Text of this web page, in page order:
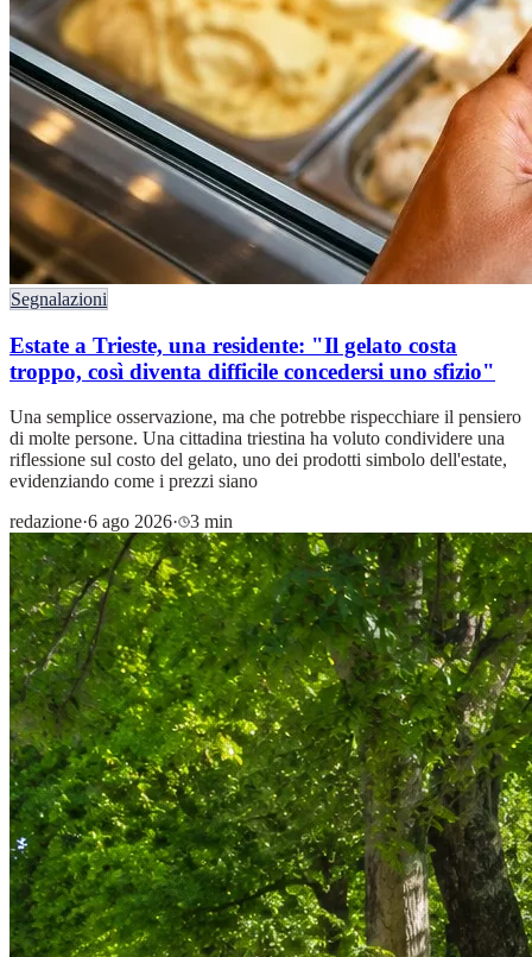
Segnalazioni
Estate a Trieste, una residente: "Il gelato costa
troppo, così diventa difficile concedersi uno sfizio"
Una semplice osservazione, ma che potrebbe rispecchiare il pensiero
di molte persone. Una cittadina triestina ha voluto condividere una
riflessione sul costo del gelato, uno dei prodotti simbolo dell'estate,
evidenziando come i prezzi siano
redazione·6 ago 2026· 3 min